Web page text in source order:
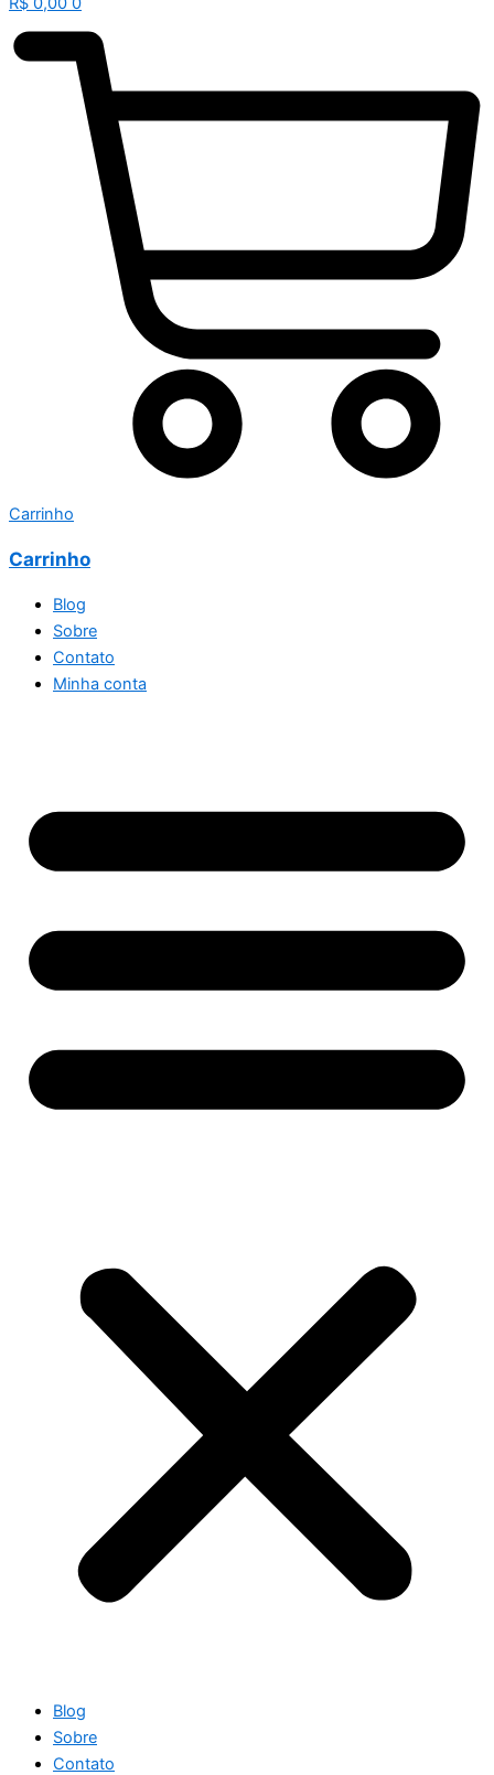
Carrinho
Carrinho
Blog
Sobre
Contato
Minha conta
Blog
Sobre
Contato